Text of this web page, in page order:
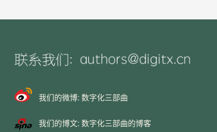
我们的微博: 数字化三部曲
我们的博文: 数字化三部曲的博客